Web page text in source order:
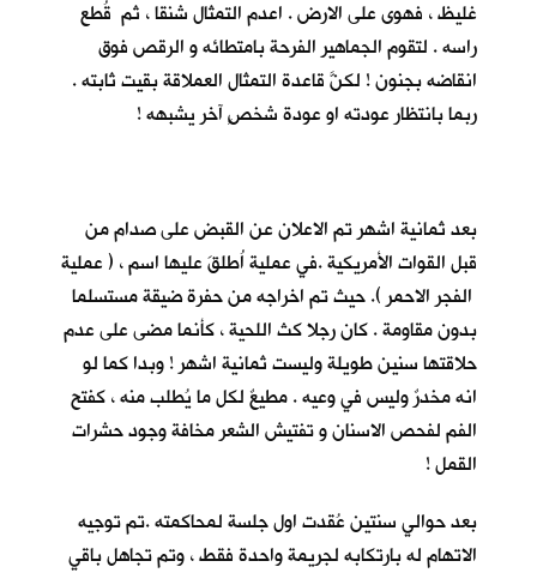
غليظ ، فهوى على الارض . اعدم التمثال شنقا ، ثم قُطع
راسه . لتقوم الجماهير الفرحة بامتطائه و الرقص فوق
انقاضه بجنون ! لكنَّ قاعدة التمثال العملاقة بقيت ثابته .
ربما بانتظار عودته او عودة شخصٍ آخر يشبهه !
بعد ثمانية اشهر تم الاعلان عن القبض على صدام من
قبل القوات الأمريكية .في عملية اُطلقَ عليها اسم ، ( عملية
الفجر الاحمر ). حيث تم اخراجه من حفرة ضيقة مستسلما
بدون مقاومة . كان رجلا كث اللحية ، كأنما مضى على عدم
حلاقتها سنين طويلة وليست ثمانية اشهر ! وبدا كما لو
انه مخدرٌ وليس في وعيه . مطيعٌ لكل ما يُطلب منه ، كفتح
الفم لفحص الاسنان و تفتيش الشعر مخافة وجود حشرات
القمل !
بعد حوالي سنتين عُقدت اول جلسة لمحاكمته .تم توجيه
الاتهام له بارتكابه لجريمة واحدة فقط ، وتم تجاهل باقي